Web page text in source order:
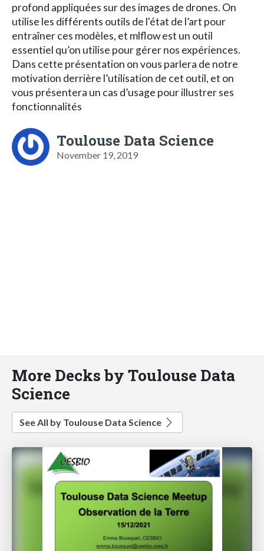
profond appliquées sur des images de drones. On
utilise les différents outils de l'état de l’art pour
entraîner ces modèles, et mlflow est un outil
essentiel qu’on utilise pour gérer nos expériences.
Dans cette présentation on vous parlera de notre
motivation derrière l’utilisation de cet outil, et on
vous présentera un cas d’usage pour illustrer ses
fonctionnalités
Toulouse Data Science
November 19, 2019
More Decks by Toulouse Data
Science
See All by Toulouse Data Science